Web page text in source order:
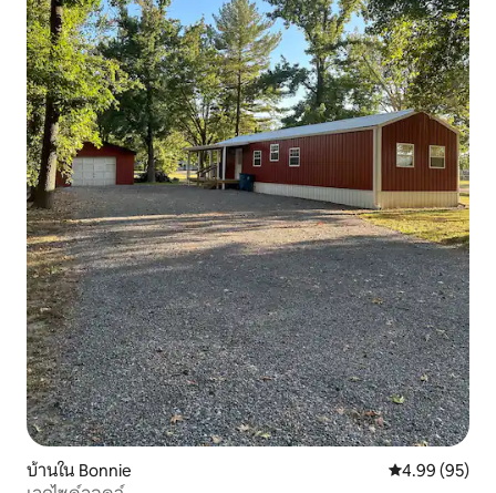
บ้านใน Bonnie คะแนนเฉลี่ย
4.99 (95)